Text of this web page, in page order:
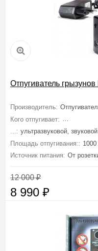
Отпугиватель
Производитель:
Кого отпугивает: Кротов,
...: ультразвуковой, звуковой
Площадь отпугивания:: 1000
Источник питания: От
12 000₽
8 990 ₽